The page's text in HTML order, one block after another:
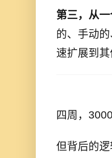
第三，从
的、手动
速扩展到其
四周，
但背后的